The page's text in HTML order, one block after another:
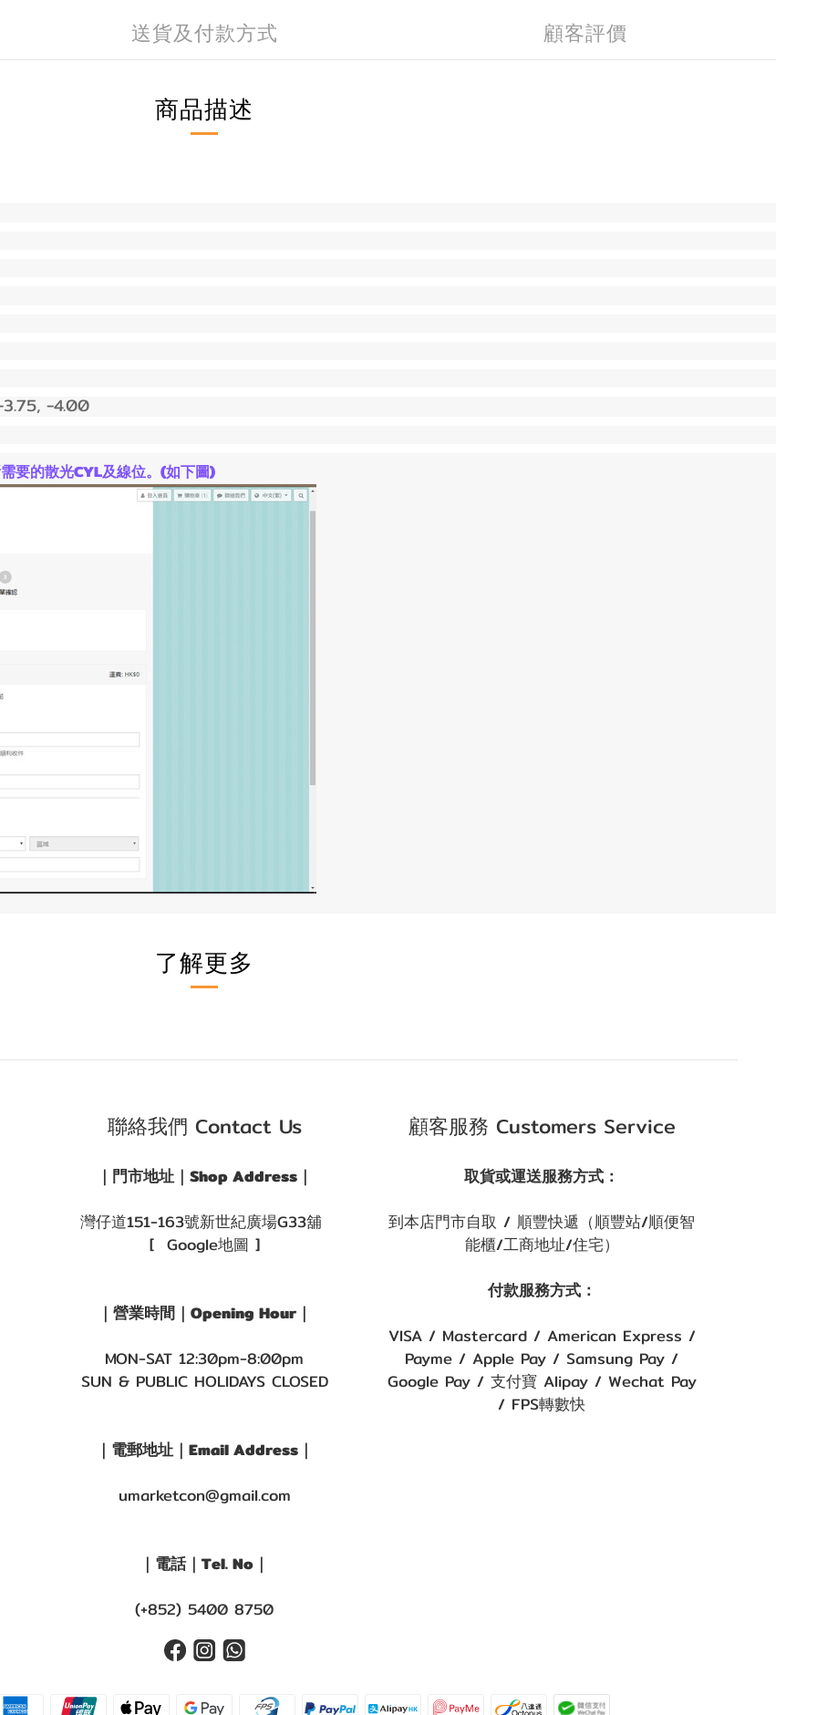
送貨及付款方式 顧客評價
商品描述
-4.00
要的散光CYL及線位。(如下圖)
了解更多
聯絡我們 Contact Us
｜門市地址｜Shop Address｜
灣仔道151-163號新世紀廣場G33舖
[ Google地圖 ]
｜營業時間｜Opening Hour｜
MON-SAT 12:30pm-8:00pm
SUN & PUBLIC HOLIDAYS CLOSED
｜電郵地址｜Email Address｜
umarketcon@gmail.com
｜電話｜Tel. No｜
(+852) 5400 8750
顧客服務 Customers Service
取貨或運送服務方式：
到本店門市自取 / 順豐快遞（順豐站/順便智
能櫃/工商地址/住宅）
付款服務方式：
VISA / Mastercard / American Express /
Payme / Apple Pay / Samsung Pay /
Google Pay / 支付寶 Alipay / Wechat Pay
/ FPS轉數快